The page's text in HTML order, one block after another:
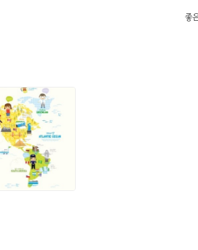
좋